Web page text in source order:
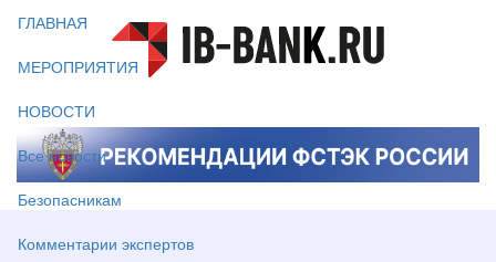
ГЛАВНАЯ
МЕРОПРИЯТИЯ
НОВОСТИ
Все новости
Безопасникам
Комментарии экспертов